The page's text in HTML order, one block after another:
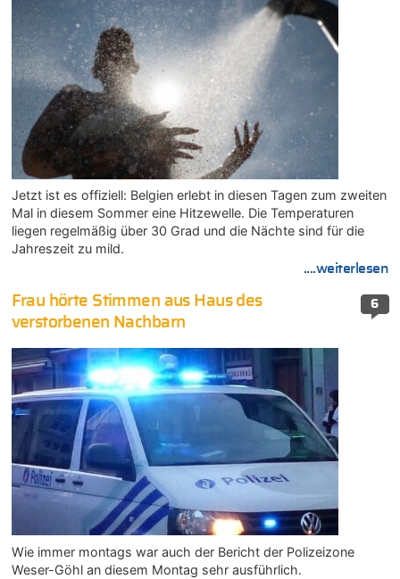
Jetzt ist es offiziell: Belgien erlebt in diesen Tagen zum zweiten
Mal in diesem Sommer eine Hitzewelle. Die Temperaturen
liegen regelmäßig über 30 Grad und die Nächte sind für die
Jahreszeit zu mild.
....weiterlesen
6
Frau hörte Stimmen aus Haus des
verstorbenen Nachbarn
Wie immer montags war auch der Bericht der Polizeizone
Weser-Göhl an diesem Montag sehr ausführlich.